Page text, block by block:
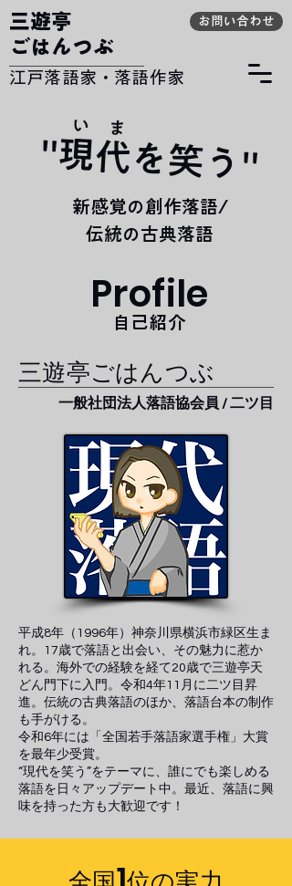
​三遊亭
ごはんつぶ
​江戸落語家・落語作家
お問い合わせ
"現代を笑う"
い ま
​新感覚の創作落語/
伝統の古典落語
Profile
​自己紹介
三遊亭ごはんつぶ
​一般社団法人落語協会員 / 二ツ目
平成8年（1996年）神奈川県横浜市緑区生ま
れ。17歳で落語と出会い、その魅力に惹か
れる。海外での経験を経て20歳で三遊亭天
どん門下に入門。令和4年11月に二ツ目昇
進。 伝統の古典落語のほか、落語台本の制作
も手がける。
令和6年には「全国若手落語家選手権」大賞
を最年少受賞。
“現代を笑う”をテーマに、誰にでも楽しめる
落語を日々アップデート中。最近、落語に興
味を持った方も大歓迎です！